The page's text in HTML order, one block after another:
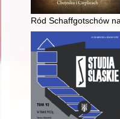
Ród Schaffgotschów